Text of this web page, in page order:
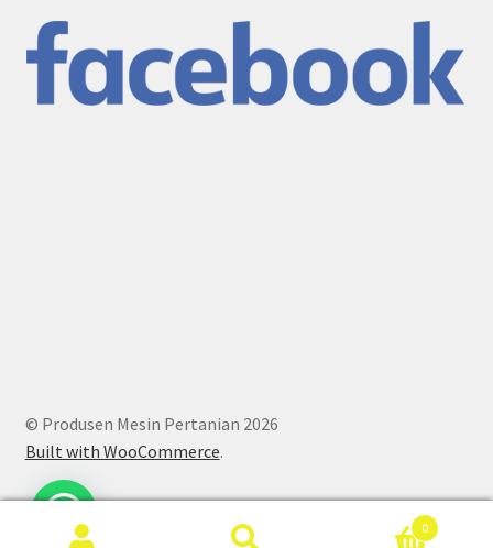
© Produsen Mesin Pertanian 2026
Built with WooCommerce.
0